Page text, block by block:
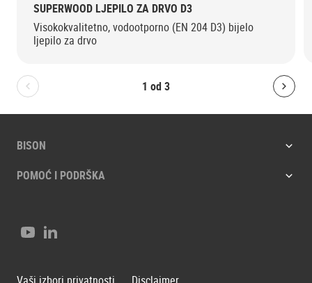
1 od 3
Bolton.General.PreviousSlide
SUPERWOOD LJEPILO ZA DRVO D3
Visokokvalitetno, vodootporno (EN 204 D3) bijelo
ljepilo za drvo
BISON
POMOĆ I PODRŠKA
YoutubeLinkedIn